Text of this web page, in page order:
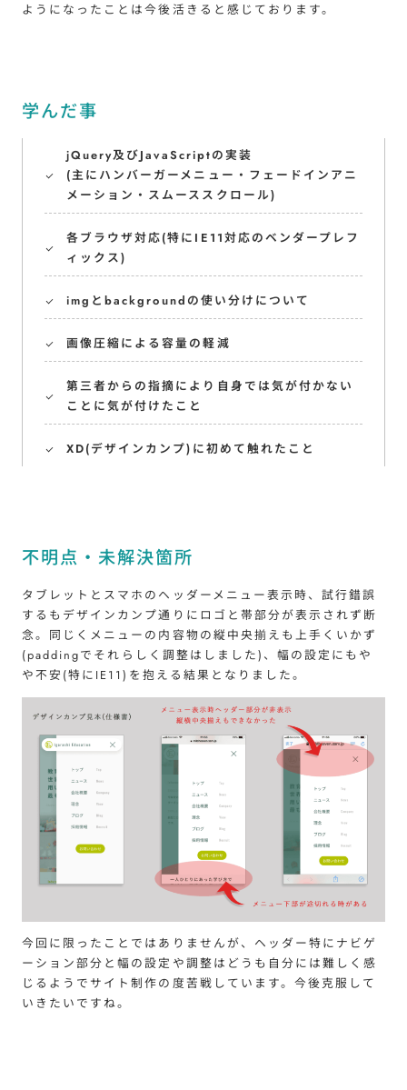
ようになったことは今後活きると感じております。
学んだ事
jQuery及びJavaScriptの実装
(主にハンバーガーメニュー・フェードインアニ
メーション・スムーススクロール)
各ブラウザ対応(特にIE11対応のベンダープレフ
ィックス)
imgとbackgroundの使い分けについて
画像圧縮による容量の軽減
第三者からの指摘により自身では気が付かない
ことに気が付けたこと
XD(デザインカンプ)に初めて触れたこと
不明点・未解決箇所
タブレットとスマホのヘッダーメニュー表示時、試行錯誤
するもデザインカンプ通りにロゴと帯部分が表示されず断
念。同じくメニューの内容物の縦中央揃えも上手くいかず
(paddingでそれらしく調整はしました)、幅の設定にもや
や不安(特にIE11)を抱える結果となりました。
今回に限ったことではありませんが、ヘッダー特にナビゲ
ーション部分と幅の設定や調整はどうも自分には難しく感
じるようでサイト制作の度苦戦しています。今後克服して
いきたいですね。